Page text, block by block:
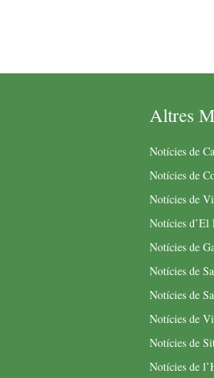
Altres
Notícies de
Notícies de
Notícies de
Notícies d’El
Notícies de
Notícies de
Notícies de
Notícies de
Notícies de
Notícies de